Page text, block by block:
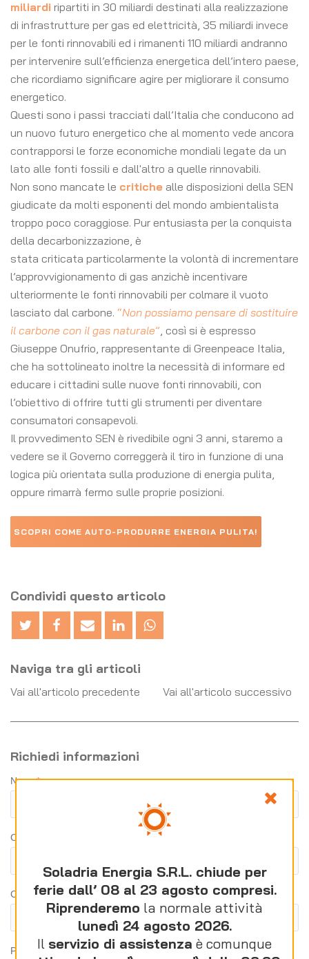
miliardi ripartiti in 30 miliardi destinati alla realizzazione
di infrastrutture per gas ed elettricità, 35 miliardi invece
per le fonti rinnovabili ed i rimanenti 110 miliardi andranno
per intervenire sull’efficienza energetica dell’intero paese,
che ricordiamo significare agire per migliorare il consumo
energetico.
Questi sono i passi tracciati dall’Italia che conducono ad
un nuovo futuro energetico che al momento vede ancora
contrapporsi le forze economiche mondiali legate da un
lato alle fonti fossili e dall'altro a quelle rinnovabili.
Non sono mancate le critiche alle disposizioni della SEN
giudicate da molti esponenti del mondo ambientalista
troppo poco coraggiose. Pur entusiasta per la conquista
della decarbonizzazione, è
stata criticata particolarmente la volontà di incrementare
l’approvvigionamento di gas anzichè incentivare
ulteriormente le fonti rinnovabili per colmare il vuoto
lasciato dal carbone. “Non possiamo pensare di sostituire
il carbone con il gas naturale”, così si è espresso
Giuseppe Onufrio, rappresentante di Greenpeace Italia,
che ha sottolineato inoltre la necessità di informare ed
educare i cittadini sulle nuove fonti rinnovabili, con
l’obiettivo di offrire tutti gli strumenti per diventare
consumatori consapevoli.
Il provvedimento SEN è rivedibile ogni 3 anni, staremo a
vedere se il Governo correggerà il tiro in funzione di una
logica più orientata sulla produzione di energia pulita,
oppure rimarrà fermo sulle proprie posizioni.
SCOPRI COME AUTO-PRODURRE ENERGIA PULITA!
Condividi questo articolo
Naviga tra gli articoli
Vai all'articolo precedente Vai all'articolo successivo
Richiedi informazioni
Soladria Energia S.R.L. chiude per
ferie dall’ 08 al 23 agosto compresi.
Riprenderemo la normale attività
lunedì 24 agosto 2026.
Il servizio di assistenza è comunque